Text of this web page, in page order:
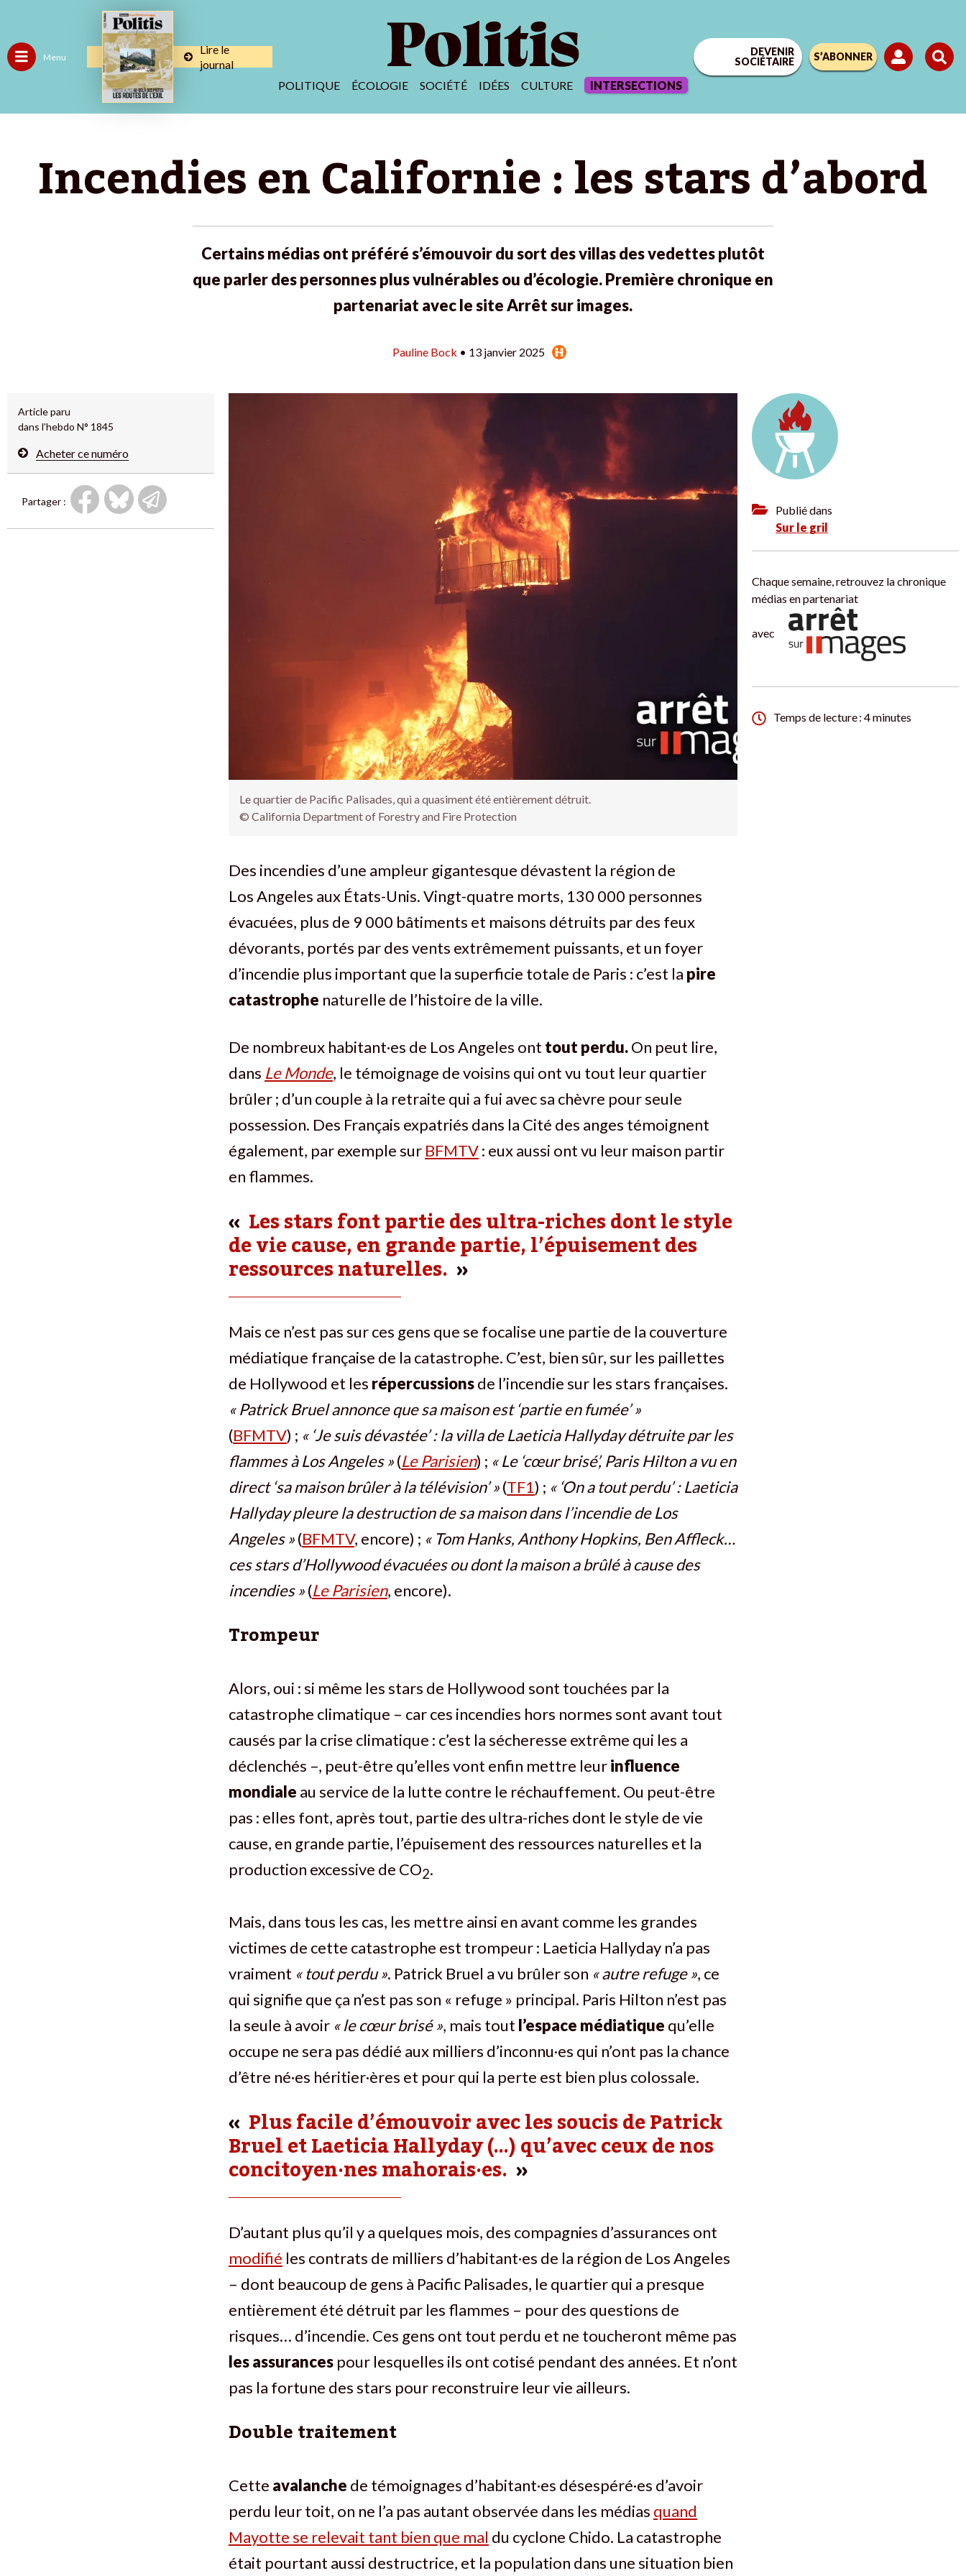
Menu
Lire le
journal
POLITIQUE
ÉCOLOGIE SOCIÉTÉ IDÉES CULTURE INTERSECTIONS
DEVENIR
SOCIÉTAIRE
S’ABONNER
Incendies en Californie : les stars d’abord
Certains médias ont préféré s’émouvoir du sort des villas des vedettes plutôt
que parler des personnes plus vulnérables ou d’écologie. Première chronique en
partenariat avec le site Arrêt sur images.
Pauline Bock • 13 janvier 2025
Article paru
dans l’hebdo N° 1845
Acheter ce numéro
Partager :
Le quartier de Pacific Palisades, qui a quasiment été entièrement détruit.
© California Department of Forestry and Fire Protection
Des incendies d’une ampleur gigantesque dévastent la région de
Los Angeles aux États-Unis. Vingt-quatre morts, 130 000 personnes
évacuées, plus de 9 000 bâtiments et maisons détruits par des feux
dévorants, portés par des vents extrêmement puissants, et un foyer
d’incendie plus important que la superficie totale de Paris : c’est la pire
catastrophe naturelle de l’histoire de la ville.
De nombreux habitant·es de Los Angeles ont tout perdu.On peut lire,
dans Le Monde, le témoignage de voisins qui ont vu tout leur quartier
brûler ; d’un couple à la retraite qui a fui avec sa chèvre pour seule
possession. Des Français expatriés dans la Cité des anges témoignent
également, par exemple sur BFMTV: eux aussi ont vu leur maison partir
en flammes.
Les stars font partie des ultra-riches dont le style
de vie cause, en grande partie, l’épuisement des
ressources naturelles.
Mais ce n’est pas sur ces gens que se focalise une partie de la couverture
médiatique française de la catastrophe. C’est, bien sûr, sur les paillettes
de Hollywood et les répercussionsde l’incendie sur les stars françaises.
« Patrick Bruel annonce que sa maison est ‘partie en fumée’ »
(BFMTV) ; « ‘Je suis dévastée’ : la villa de Laeticia Hallyday détruite par les
flammes à Los Angeles »(Le Parisien) ; « Le ‘cœur brisé’, Paris Hilton a vu en
direct ‘sa maison brûler à la télévision’ »(TF1) ; « ‘On a tout perdu’ : Laeticia
Hallyday pleure la destruction de sa maison dans l’incendie de Los
Angeles »(BFMTV, encore) ; « Tom Hanks, Anthony Hopkins, Ben Affleck…
ces stars d’Hollywood évacuées ou dont la maison a brûlé à cause des
incendies »(Le Parisien, encore).
Trompeur
Alors, oui : si même les stars de Hollywood sont touchées par la
catastrophe climatique – car ces incendies hors normes sont avant tout
causés par la crise climatique : c’est la sécheresse extrême qui les a
déclenchés –, peut-être qu’elles vont enfin mettre leurinfluence
mondiale au service de la lutte contre le réchauffement. Ou peut-être
pas : elles font, après tout, partie des ultra-riches dont le style de vie
cause, en grande partie, l’épuisement des ressources naturelles et la
production excessive de CO2.
Mais, dans tous les cas, les mettre ainsi en avant comme les grandes
victimes de cette catastrophe est trompeur : Laeticia Hallyday n’a pas
vraiment « tout perdu ». Patrick Bruel a vu brûler son « autre refuge », ce
qui signifie que ça n’est pas son « refuge » principal. Paris Hilton n’est pas
la seule à avoir « le cœur brisé », mais tout l’espace médiatique qu’elle
occupe ne sera pas dédié aux milliers d’inconnu·es qui n’ont pas la chance
d’être né·es héritier·ères et pour qui la perte est bien plus colossale.
Plus facile d’émouvoir avec les soucis de Patrick
Bruel et Laeticia Hallyday (…) qu’avec ceux de nos
concitoyen·nes mahorais·es.
D’autant plus qu’il y a quelques mois, des compagnies d’assurances ont
modifié les contrats de milliers d’habitant·es de la région de Los Angeles
– dont beaucoup de gens à Pacific Palisades, le quartier qui a presque
entièrement été détruit par les flammes – pour des questions de
risques… d’incendie. Ces gens ont tout perdu et ne toucheront même pas
les assurances pour lesquelles ils ont cotisé pendant des années. Et n’ont
pas la fortune des stars pour reconstruire leur vie ailleurs.
Double traitement
Cette avalanche de témoignages d’habitant·es désespéré·es d’avoir
perdu leur toit, on ne l’a pas autant observée dans les médias quand
Mayotte se relevait tant bien que mal du cyclone Chido. La catastrophe
était pourtant aussi destructrice, et la population dans une situation bien
Publié dans
Sur le gril
Chaque semaine, retrouvez la chronique
médias en partenariat
avec
Temps de lecture : 4 minutes